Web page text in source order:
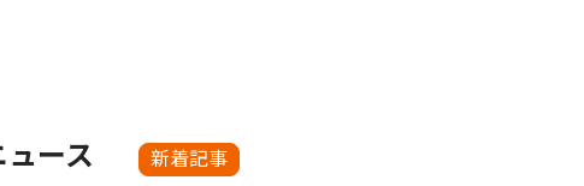
ース 新着記事